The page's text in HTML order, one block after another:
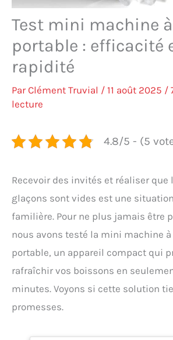
Test mini machine
portable : efficacité
rapidité
Par Clément Truvial / 11 août 2025 /
lecture
4.8/5 - (5
Recevoir des invités et réaliser que
glaçons sont vides est une
familière. Pour ne plus jamais être
nous avons testé la mini machine
portable, un appareil compact qui
rafraîchir vos boissons en
minutes. Voyons si cette solution
promesses.